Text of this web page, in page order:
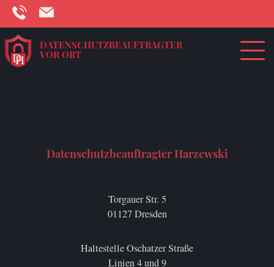
DATENSCHUTZBEAUFTRAGTER
VOR ORT
[swpm_login_form]
Datenschutzbeauftragter Harzewski
Torgauer Str. 5
01127 Dresden
Haltestelle Oschatzer Straße
Linien 4 und 9